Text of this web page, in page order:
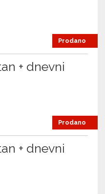
Prodano
+ dnevni
Prodano
+ dnevni